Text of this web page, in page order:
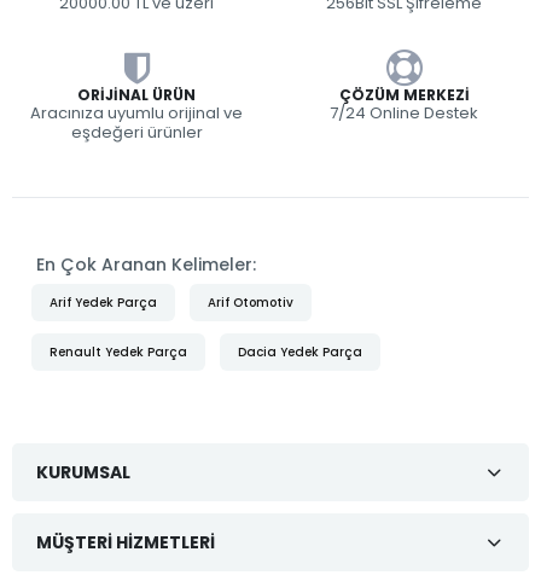
ORIJINAL ÜRÜN
Aracınıza uyumlu orijinal ve
eşdeğeri ürünler
ÇÖZÜM MERKEZI
7/24 Online Destek
En Çok Aranan Kelimeler:
Arif Yedek Parça Arif Otomotiv
Renault Yedek Parça Dacia Yedek Parça
KURUMSAL
MÜŞTERI HIZMETLERI